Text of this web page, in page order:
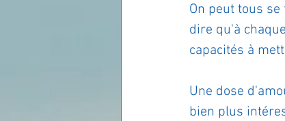
On peut tous
dire qu'à
capacités à
Une dose
bien plus